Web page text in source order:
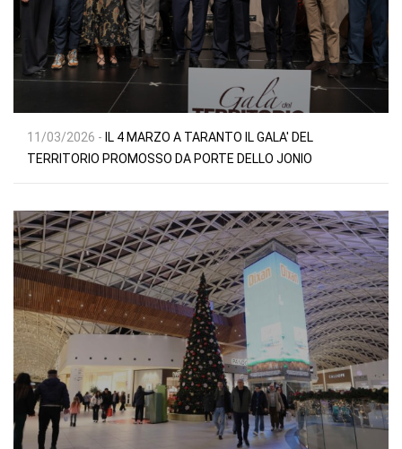
11/03/2026 - IL 4 MARZO A TARANTO IL GALA' DEL
TERRITORIO PROMOSSO DA PORTE DELLO JONIO